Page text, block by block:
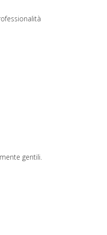
gentili.